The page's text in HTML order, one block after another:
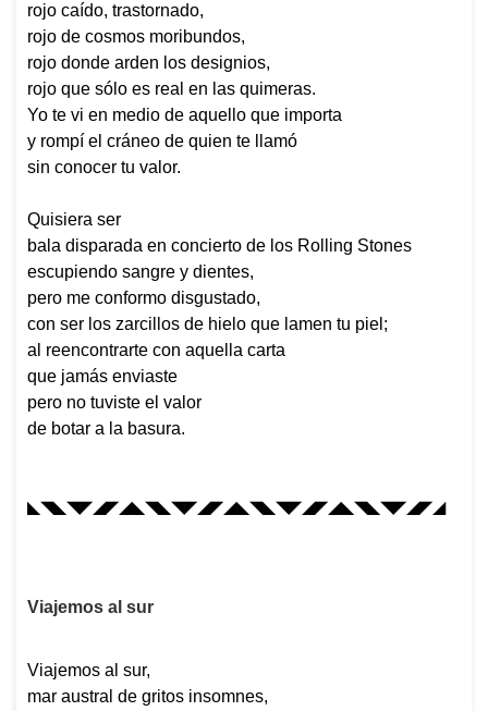
rojo caído, trastornado,
rojo de cosmos moribundos,
rojo donde arden los designios,
rojo que sólo es real en las quimeras.
Yo te vi en medio de aquello que importa
y rompí el cráneo de quien te llamó
sin conocer tu valor.
Quisiera ser
bala disparada en concierto de los Rolling Stones
escupiendo sangre y dientes,
pero me conformo disgustado,
con ser los zarcillos de hielo que lamen tu piel;
al reencontrarte con aquella carta
que jamás enviaste
pero no tuviste el valor
de botar a la basura.
◣◥◣◥◤◢◤◢◣◥◣◥◤◢◤◢◣◥◣◥◤◢◤◢◣◥◣◥◤◢◤◢
Viajemos al sur
Viajemos al sur,
mar austral de gritos insomnes,